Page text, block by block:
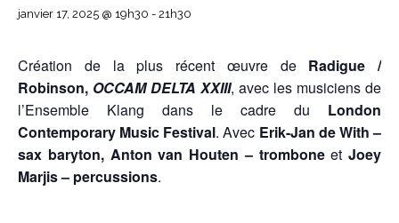
janvier 17, 2025 @ 19h30 - 21h30
Création de la plus récent œuvre de Radigue /
Robinson, OCCAM DELTA XXIII, avec les musiciens de
l’Ensemble Klang dans le cadre du London
Contemporary Music Festival. Avec Erik-Jan de With –
sax baryton, Anton van Houten – tromboneet Joey
Marjis – percussions.